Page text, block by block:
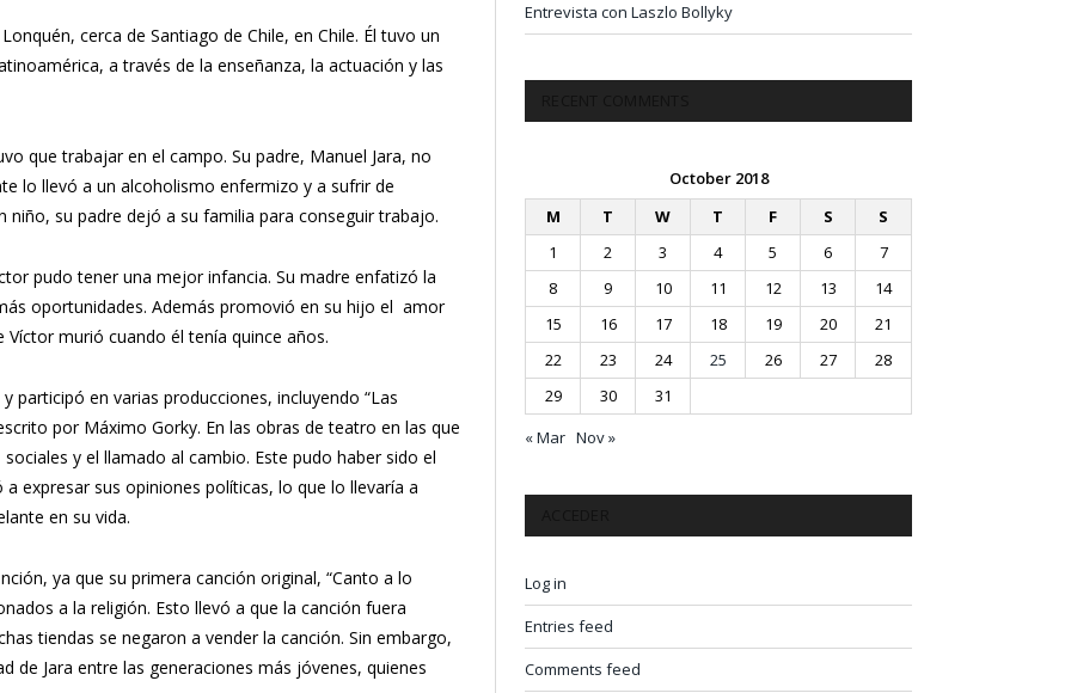
cerca de Santiago de Chile, en Chile. Él tuvo un
a través de la enseñanza, la actuación y las
que trabajar en el campo. Su padre, Manuel Jara, no
lo llevó a un alcoholismo enfermizo y a sufrir de
su padre dejó a su familia para conseguir trabajo.
pudo tener una mejor infancia. Su madre enfatizó la
oportunidades. Además promovió en su hijo el amor
murió cuando él tenía quince años.
participó en varias producciones, incluyendo “Las
por Máximo Gorky. En las obras de teatro en las que
y el llamado al cambio. Este pudo haber sido el
expresar sus opiniones políticas, lo que lo llevaría a
en su vida.
ya que su primera canción original, “Canto a lo
a la religión. Esto llevó a que la canción fuera
tiendas se negaron a vender la canción. Sin embargo,
de Jara entre las generaciones más jóvenes, quienes
Entrevista con Laszlo Bollyky
October 2018
M
T W T F S
S
1
2 3 4 5 6
7
8
9 10 11 12 13
14
15
16 17 18 19 20
21
22
23 24 25 26 27
28
29
30
31
« Mar Nov »
Log in
Entries feed
Comments feed